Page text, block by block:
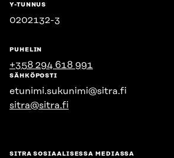
Y-TUNNUS
0202132-3
PUHELIN
+358 294 618 991
SÄHKÖPOSTI
etunimi.sukunimi@sitra.fi
sitra@sitra.fi
SITRA SOSIAALISESSA MEDIASSA